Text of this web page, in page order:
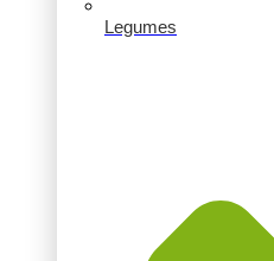
Legumes